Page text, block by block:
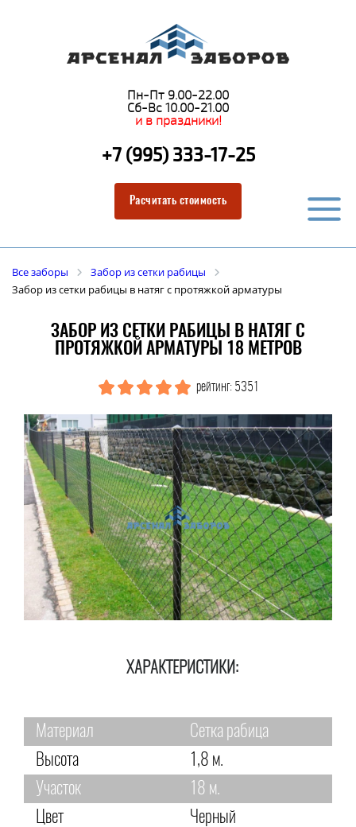
Пн-Пт 9.00-22.00
Сб-Вс 10.00-21.00
и в праздники!
+7 (995) 333-17-25
Расчитать стоимость
Все заборы
Забор из сетки рабицы
Забор из сетки рабицы в натяг с протяжкой арматуры
ЗАБОР ИЗ СЕТКИ РАБИЦЫ В НАТЯГ С
ПРОТЯЖКОЙ АРМАТУРЫ 18 МЕТРОВ
рейтинг: 5351
ХАРАКТЕРИСТИКИ:
Материал
Сетка рабица
Высота
1,8 м.
Участок
18 м.
Цвет
Черный